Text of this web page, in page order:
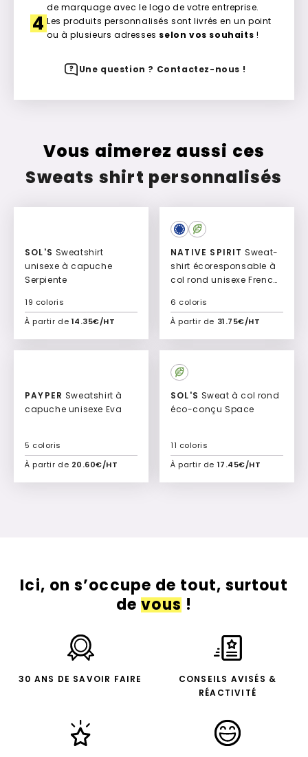
de marquage avec le logo de votre entreprise.
4Les produits personnalisés sont livrés en un point
ou à plusieurs adresses selon vos souhaits !
Une question ? Contactez-nous !
Vous aimerez aussi ces
Sweats shirt personnalisés
SOL'S
unisexe à capuche
Serpiente
À partir de 14.35€/HT
19 coloris
Ajouter à mon devis
NATIVE SPIRIT Sweat-
shirt écoresponsable à
col rond unisexe French
À partir de 31.75€/HT
6 coloris
Ajouter à mon devis
PAYPER
capuche unisexe Eva
À partir de 20.60€/HT
5 coloris
Ajouter à mon devis
SOL'S
éco-conçu Space
À partir de 17.45€/HT
11 coloris
Ajouter à mon devis
Ici, on s’occupe de tout, surtout
devous!
30 ANS DE SAVOIR FAIRE
CONSEILS AVISÉS &
RÉACTIVITÉ